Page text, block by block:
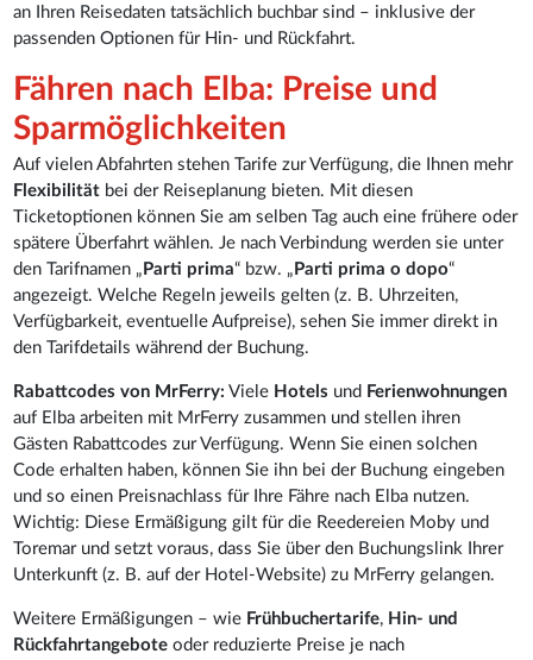
an Ihren Reisedaten tatsächlich buchbar sind – inklusive der
passenden Optionen für Hin- und Rückfahrt.
Fähren nach Elba: Preise und
Sparmöglichkeiten
Auf vielen Abfahrten stehen Tarife zur Verfügung, die Ihnen mehr
Flexibilität bei der Reiseplanung bieten. Mit diesen
Ticketoptionen können Sie am selben Tag auch eine frühere oder
spätere Überfahrt wählen. Je nach Verbindung werden sie unter
den Tarifnamen „Parti prima“ bzw. „Parti prima o dopo“
angezeigt. Welche Regeln jeweils gelten (z. B. Uhrzeiten,
Verfügbarkeit, eventuelle Aufpreise), sehen Sie immer direkt in
den Tarifdetails während der Buchung.
Rabattcodes von MrFerry: Viele Hotels und Ferienwohnungen
auf Elba arbeiten mit MrFerry zusammen und stellen ihren
Gästen Rabattcodes zur Verfügung. Wenn Sie einen solchen
Code erhalten haben, können Sie ihn bei der Buchung eingeben
und so einen Preisnachlass für Ihre Fähre nach Elba nutzen.
Wichtig: Diese Ermäßigung gilt für die Reedereien Moby und
Toremar und setzt voraus, dass Sie über den Buchungslink Ihrer
Unterkunft (z. B. auf der Hotel-Website) zu MrFerry gelangen.
Weitere Ermäßigungen – wie Frühbuchertarife, Hin- und
Rückfahrtangeboteoder reduzierte Preise je nach